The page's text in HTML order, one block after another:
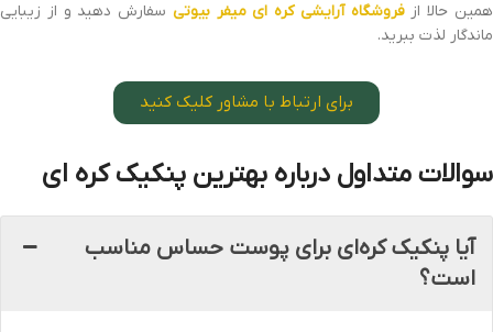
همین حالا ازفروشگاه آرایشی کره ای میفر بیوتی سفارش دهید و از زیبایی
ماندگار لذت ببرید.
برای ارتباط با مشاور کلیک کنید
سوالات متداول درباره بهترین پنکیک کره‌ ای
آیا پنکیک کره‌ای برای پوست حساس مناسب
است؟